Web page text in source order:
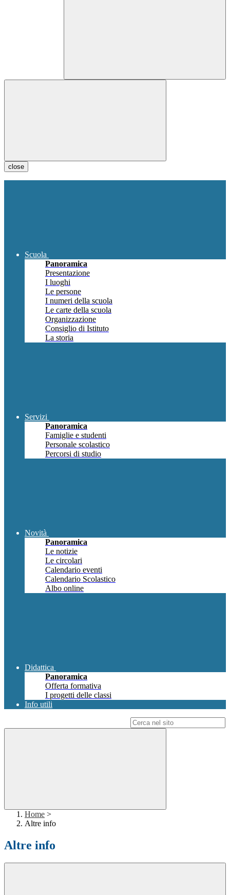
close
Scuola
Panoramica
Presentazione
I luoghi
Le persone
I numeri della scuola
Le carte della scuola
Organizzazione
Consiglio di Istituto
La storia
Servizi
Panoramica
Famiglie e studenti
Personale scolastico
Percorsi di studio
Novità
Panoramica
Le notizie
Le circolari
Calendario eventi
Calendario Scolastico
Albo online
Didattica
Panoramica
Offerta formativa
I progetti delle classi
Info utili
Home >
Altre info
Altre info